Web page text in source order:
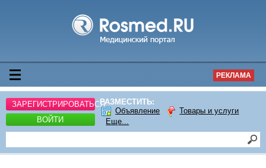
РЕКЛАМА
ЗАРЕГИСТРИРОВАТЬСЯ
ВОЙТИ
РАЗМЕСТИТЬ:
Объявление
Товары и услуги
Еще...